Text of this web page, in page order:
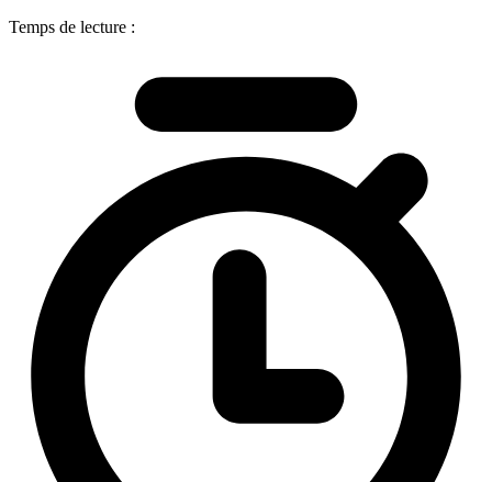
Temps de lecture :